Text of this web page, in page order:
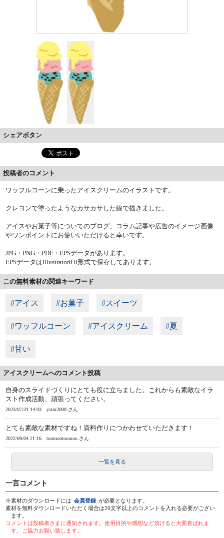
シェアボタン
投稿者のコメント
ワッフルコーンに乗ったアイスクリームのイラストです。
クレヨンで塗ったようなカサカサした線で描きました。
アイスやお菓子等についてのブログ、コラム記事や広告のイメージ画像
やワンポイントにお使いいただけると幸いです。
JPG・PNG・PDF・EPSデータがあります。
EPSデータはIllustrator8.0形式で保存してあります。
この無料素材の関連キーワード
#アイス #お菓子 #スイーツ
#ワッフルコーン #アイスクリーム #夏
#甘い
アイスクリームへのコメント投稿
自身のスライドづくりにとても役に立ちました。これからも素敵なイラ
スト作成活動、頑張ってください。
2023/07/31 14:03 ystm2000 さん
とても素敵な素材ですね！資料作りにつかわせていただきます！
2022/09/04 21:16 toomootoomoo さん
一覧を見る
一言コメント
※素材のダウンロードには 会員登録 が必要となります。
素材を無料ダウンロードいただく場合は20文字以上のコメントを入れる必要がござい
ます。
コメントは投稿者さまに通知されます。使用目的や感想など頂けると大変喜ばれま
す。ご協力お願い致します。